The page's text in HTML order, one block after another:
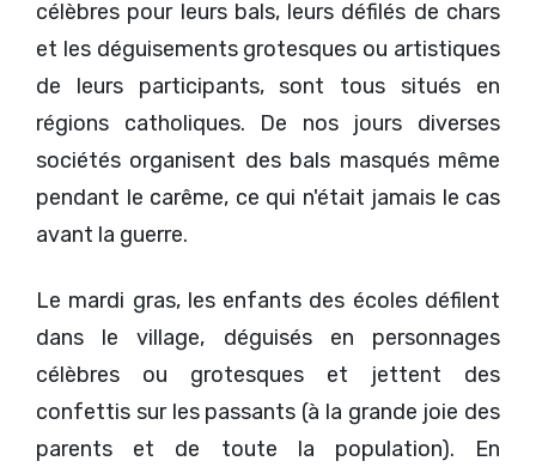
célèbres pour leurs bals, leurs défilés de chars
et les déguisements grotesques ou artistiques
de leurs participants, sont tous situés en
régions catholiques. De nos jours diverses
sociétés organisent des bals masqués même
pendant le carême, ce qui n'était jamais le cas
avant la guerre.
Le mardi gras, les enfants des écoles défilent
dans le village, déguisés en personnages
célèbres ou grotesques et jettent des
confettis sur les passants (à la grande joie des
parents et de toute la population). En